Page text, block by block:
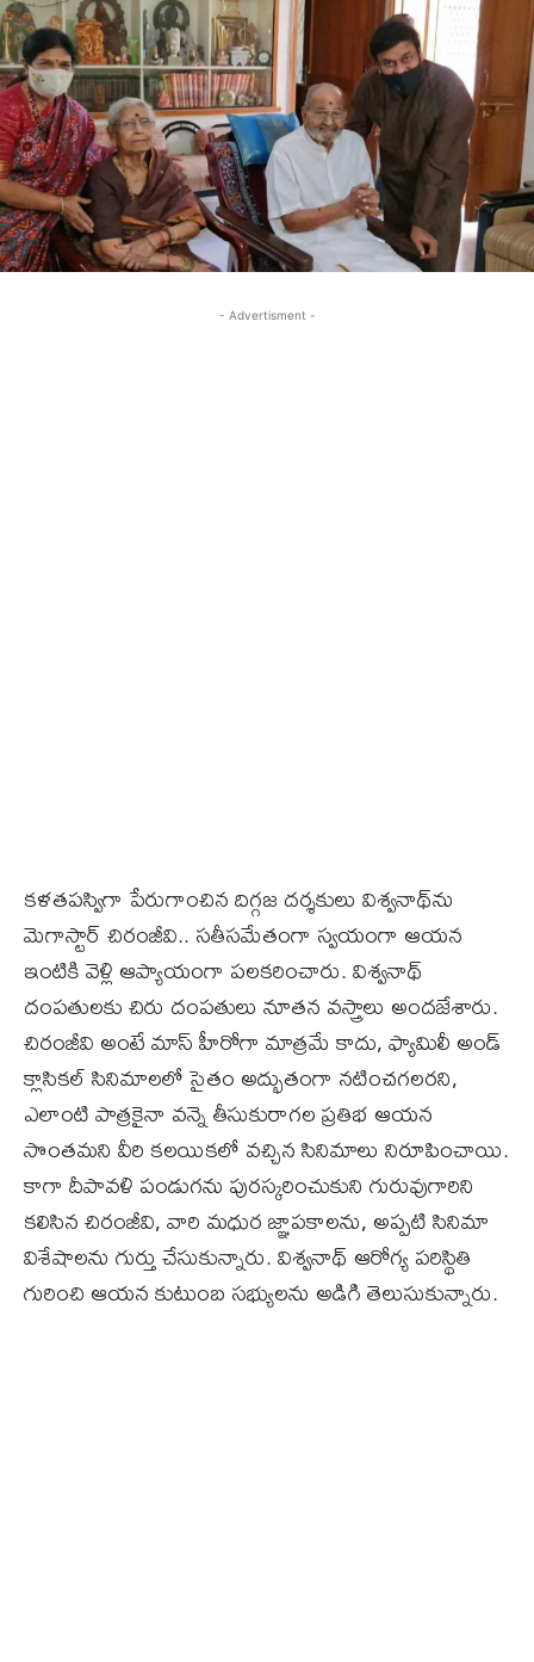
- Advertisment -
కళతపస్విగా పేరుగాంచిన దిగ్గజ దర్శకులు విశ్వనాథ్‌ను
మెగాస్టార్‌ చిరంజీవి.. సతీసమేతంగా స్వయంగా ఆయన
ఇంటికి వెళ్లి ఆప్యాయంగా పలకరించారు. విశ్వనాథ్‌
దంపతులకు చిరు దంపతులు నూతన వస్త్రాలు అందజేశారు.
చిరంజీవి అంటే మాస్ హీరోగా మాత్రమే కాదు, ఫ్యామిలీ అండ్
క్లాసికల్ సినిమాలలో సైతం అద్భుతంగా నటించగలరని,
ఎలాంటి పాత్రకైనా వన్నె తీసుకురాగల ప్రతిభ ఆయన
సొంతమని వీరి కలయికలో వచ్చిన సినిమాలు నిరూపించాయి.
కాగా దీపావళి పండుగను పురస్కరించుకుని గురువుగారిని
కలిసిన చిరంజీవి, వారి మధుర జ్ఞాపకాలను, అప్పటి సినిమా
విశేషాలను గుర్తు చేసుకున్నారు. విశ్వనాథ్‌ ఆరోగ్య పరిస్థితి
గురించి ఆయన కుటుంబ సభ్యులను అడిగి తెలుసుకున్నారు.